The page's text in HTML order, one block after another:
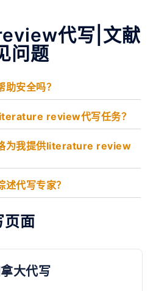
代写|文献
问题
安全吗？
review代写任务？
为我提供literature review
代写专家？
页面
大代写